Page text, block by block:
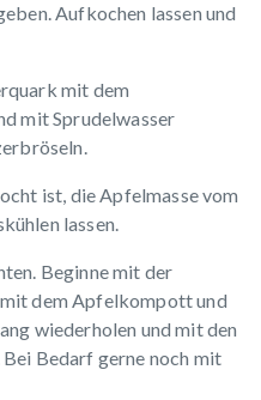
Aufkochen lassen und
mit dem
mit Sprudelwasser
ist, die Apfelmasse vom
lassen.
Beginne mit der
dem Apfelkompott und
wiederholen und mit den
Bedarf gerne noch mit